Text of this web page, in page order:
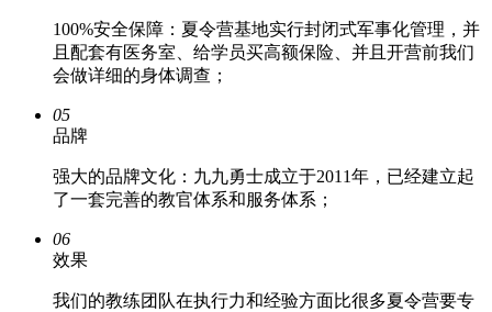
100%安全保障：夏令营基地实行封闭式军事化管理，并
且配套有医务室、给学员买高额保险、并且开营前我们
会做详细的身体调查；
05
品牌
强大的品牌文化：九九勇士成立于2011年，已经建立起
了一套完善的教官体系和服务体系；
06
效果
我们的教练团队在执行力和经验方面比很多夏令营要专